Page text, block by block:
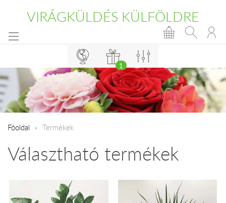
VIRÁGKÜLDÉS KÜLFÖLDRE
1
Főoldal Termékek
Választható termékek